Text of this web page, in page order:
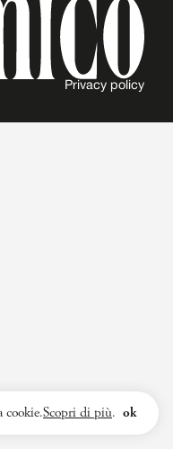
Privacy policy
cookie.Scopri di più. ok